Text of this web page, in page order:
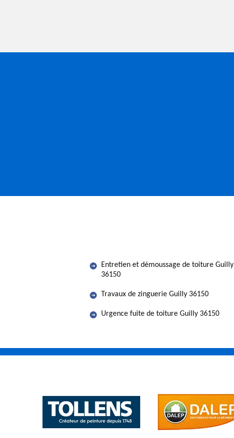
Entretien et démoussage de toiture Guilly
36150
Travaux de zinguerie Guilly 36150
Urgence fuite de toiture Guilly 36150